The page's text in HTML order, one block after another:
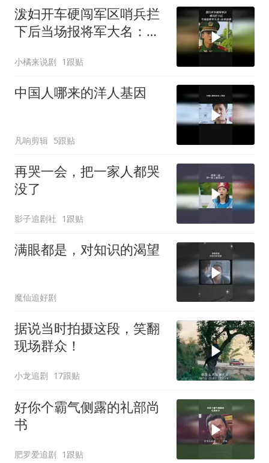
泼妇开车硬闯军区哨兵拦
下后当场报将军大名：出
小橘来说剧 1跟贴
中国人哪来的洋人基因
凡响剪辑 5跟贴
再哭一会，把一家人都哭
没了
影子追剧社 1跟贴
满眼都是，对知识的渴望
魔仙追好剧
据说当时拍摄这段，笑翻
现场群众！
小龙追剧 17跟贴
好你个霸气侧露的礼部尚
书
肥罗爱追剧 1跟贴